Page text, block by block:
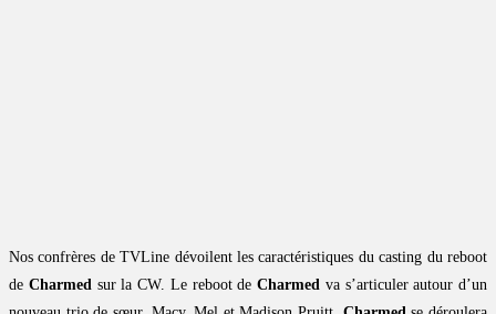
Nos confrères de TVLine dévoilent les caractéristiques du casting du reboot
de Charmedsur la CW. Le reboot de Charmed va s’articuler autour d’un